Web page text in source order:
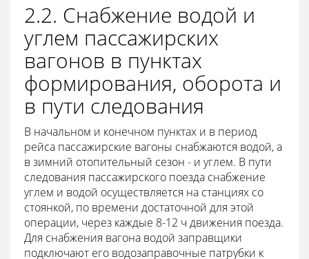
2.2. Снабжение водой и
углем пассажирских
вагонов в пунктах
формирования, оборота и
в пути следования
В начальном и конечном пунктах и в период
рейса пассажирские вагоны снабжаются водой, а
в зимний отопительный сезон - и углем. В пути
следования пассажирского поезда снабжение
углем и водой осуществляется на станциях со
стоянкой, по времени достаточной для этой
операции, через каждые 8-12 ч движения поезда.
Для снабжения вагона водой заправщики
подключают его водозаправочные патрубки к